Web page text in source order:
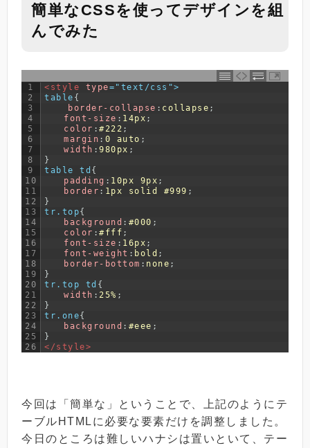
簡単なCSSを使ってデザインを組
んでみた
1
2
3
4
5
6
7
8
9
10
11
12
13
14
15
16
17
18
19
20
21
22
23
24
25
26
<style type="text/css">
table {
border-collapse : collapse ;
font-size : 14px ;
color : #222 ;
margin : 0 auto ;
width : 980px ;
}
table td {
padding : 10px 9px ;
border : 1px solid #999 ;
}
tr.top{
background : #000 ;
color : #fff ;
font-size : 16px ;
font-weight : bold ;
border-bottom : none ;
}
tr.top td {
width : 25% ;
}
tr.one{
background : #eee ;
}
</style>
今回は「簡単な」ということで、上記のようにテ
ーブルHTMLに必要な要素だけを調整しました。
今日のところは難しいハナシは置いといて、テー